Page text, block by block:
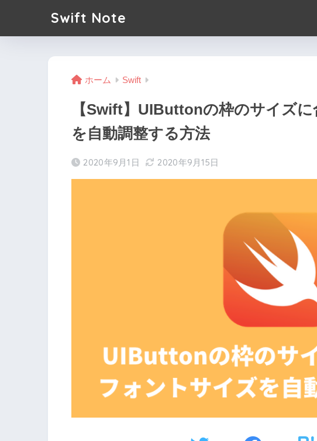
Swift Note
ホーム Swift
【Swift】UIButtonの枠のサイズ
を自動調整する方法
2020年9月1日 2020年9月15日